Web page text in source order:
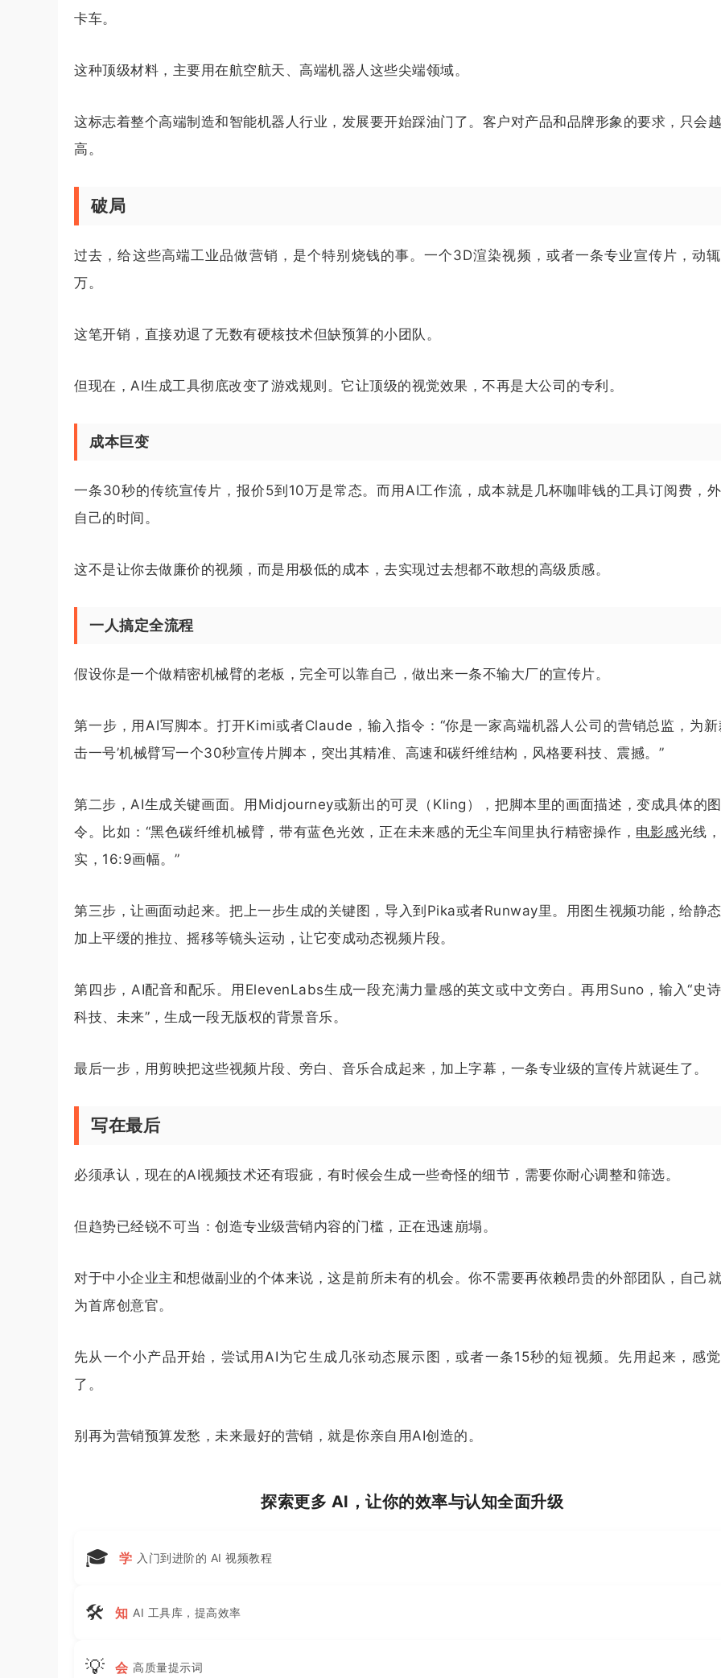
卡车。
这种顶级材料，主要用在航空航天、高端机器人这些尖端领域。
这标志着整个高端制造和智能机器人行业，发展要开始踩油门了。客户对产品和品牌形象的要求，只会
高。
破局
过去，给这些高端工业品做营销，是个特别烧钱的事。一个3D渲染视频，或者一条专业宣传片，动
万。
这笔开销，直接劝退了无数有硬核技术但缺预算的小团队。
但现在，AI生成工具彻底改变了游戏规则。它让顶级的视觉效果，不再是大公司的专利。
成本巨变
一条30秒的传统宣传片，报价5到10万是常态。而用AI工作流，成本就是几杯咖啡钱的工具订阅费，
自己的时间。
这不是让你去做廉价的视频，而是用极低的成本，去实现过去想都不敢想的高级质感。
一人搞定全流程
假设你是一个做精密机械臂的老板，完全可以靠自己，做出来一条不输大厂的宣传片。
第一步，用AI写脚本。打开Kimi或者Claude，输入指令：“你是一家高端机器人公司的营销总监，为新
击一号’机械臂写一个30秒宣传片脚本，突出其精准、高速和碳纤维结构，风格要科技、震撼。”
第二步，AI生成关键画面。用Midjourney或新出的可灵（Kling），把脚本里的画面描述，变成具体的
令。比如：“黑色碳纤维机械臂，带有蓝色光效，正在未来感的无尘车间里执行精密操作， 电影感光线
实，16:9画幅。”
第三步，让画面动起来。把上一步生成的关键图，导入到Pika或者Runway里。用图生视频功能，给静
加上平缓的推拉、摇移等镜头运动，让它变成动态视频片段。
第四步，AI配音和配乐。用ElevenLabs生成一段充满力量感的英文或中文旁白。再用Suno，输入“史
科技、未来”，生成一段无版权的背景音乐。
最后一步，用剪映把这些视频片段、旁白、音乐合成起来，加上字幕，一条专业级的宣传片就诞生了。
写在最后
必须承认，现在的AI视频技术还有瑕疵，有时候会生成一些奇怪的细节，需要你耐心调整和筛选。
但趋势已经锐不可当：创造专业级营销内容的门槛，正在迅速崩塌。
对于中小企业主和想做副业的个体来说，这是前所未有的机会。你不需要再依赖昂贵的外部团队，自己
为首席创意官。
先从一个小产品开始，尝试用AI为它生成几张动态展示图，或者一条15秒的短视频。先用起来，感
了。
别再为营销预算发愁，未来最好的营销，就是你亲自用AI创造的。
探索更多 AI，让你的效率与认知全面升级
🎓 学 入门到进阶的 AI 视频教程
🛠 知 AI 工具库，提高效率
💡 会 高质量提示词